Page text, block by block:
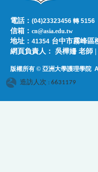
電話：(04)23323456 轉 5156
信箱：cn@asia.edu.tw
地址：41354 台中市霧峰區
網頁負責人：​​​ ​吳樺姍 老師
版權所有 © 亞洲大學護理學院
造訪人次 : 6631179